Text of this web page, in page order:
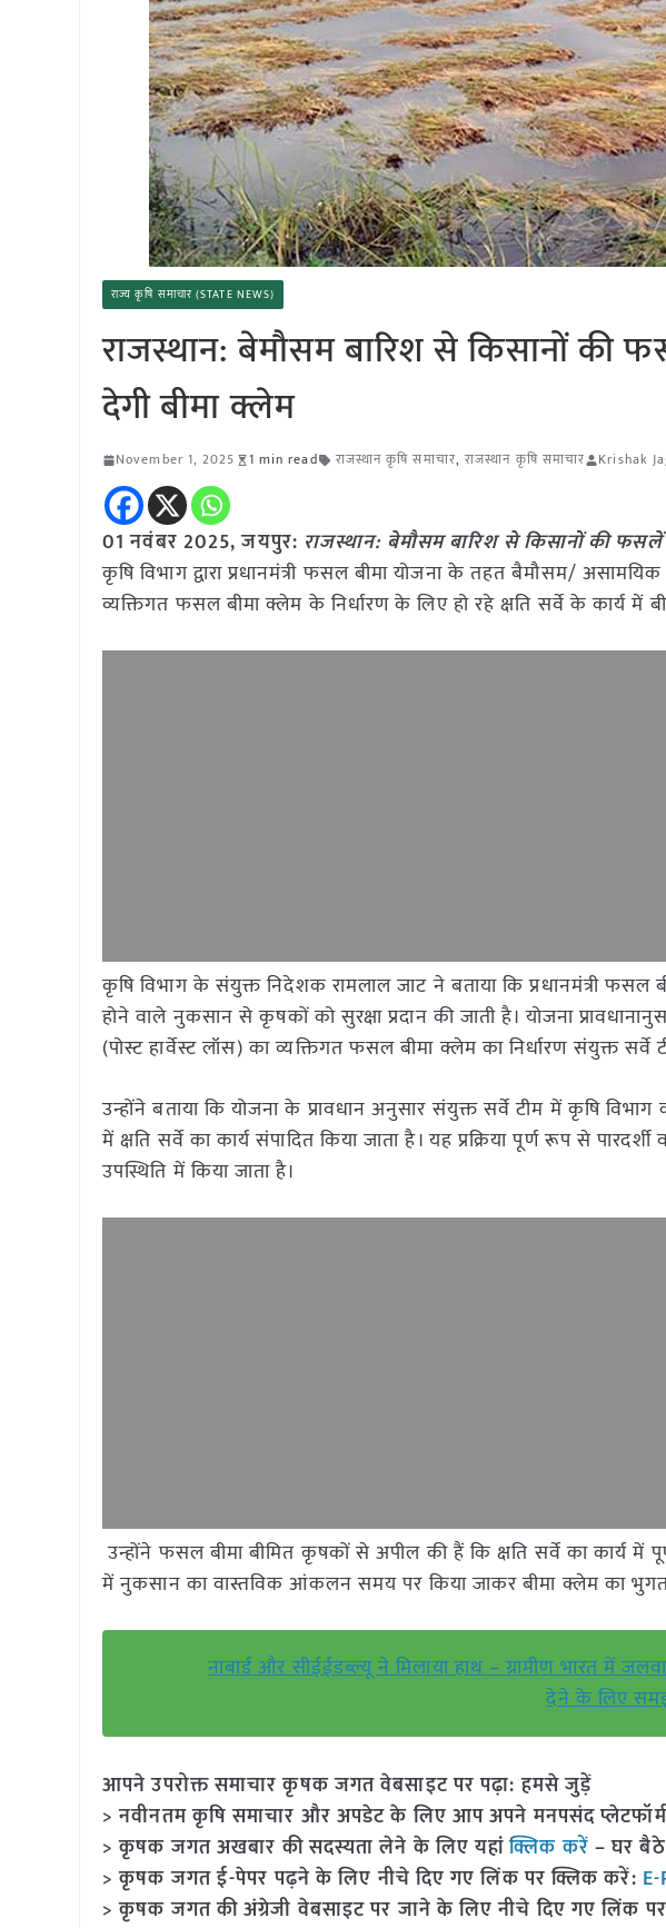
राज्य कृषि समाचार (STATE NEWS)
राजस्थान: बेमौसम बारिश से किसानों की
देगी बीमा क्लेम
November 1, 2025 1 min read राजस्थान कृषि समाचार,राजस्थान कृषि समाचार Krishak
01 नवंबर 2025, जयपुर: राजस्थान: बेमौसम बारिश से किसानों की
कृषि विभाग द्वारा प्रधानमंत्री फसल बीमा योजना के तहत बैमौसम/
व्यक्तिगत फसल बीमा क्लेम के निर्धारण के लिए हो रहे क्षति सर्वे के कार्य
कृषि विभाग के संयुक्त निदेशक रामलाल जाट ने बताया कि प्रधानमंत्री
होने वाले नुकसान से कृषकों को सुरक्षा प्रदान की जाती है। योजना
(पोस्ट हार्वेस्ट लॉस) का व्यक्तिगत फसल बीमा क्लेम का निर्धारण संयुक्त सर्वे
उन्होंने बताया कि योजना के प्रावधान अनुसार संयुक्त सर्वे टीम में कृषि
में क्षति सर्वे का कार्य संपादित किया जाता है। यह प्रक्रिया पूर्ण रूप से
उपस्थिति में किया जाता है।
उन्होंने फसल बीमा बीमित कृषकों से अपील की हैं कि क्षति सर्वे का कार्य में
में नुकसान का वास्तविक आंकलन समय पर किया जाकर बीमा क्लेम का
नाबार्ड और सीईईडब्ल्यू ने मिलाया हाथ – ग्रामीण भारत में
देने के लिए
आपने उपरोक्त समाचार कृषक जगत वेबसाइट पर पढ़ा: हमसे जुड़ें
> नवीनतम कृषि समाचार और अपडेट के लिए आप अपने मनपसंद
> कृषक जगत अखबार की सदस्यता लेने के लिए यहांक्लिक करें – घर
> कृषक जगत ई-पेपर पढ़ने के लिए नीचे दिए गए लिंक पर क्लिक करें:
> कृषक जगत की अंग्रेजी वेबसाइट पर जाने के लिए नीचे दिए गए लिंक